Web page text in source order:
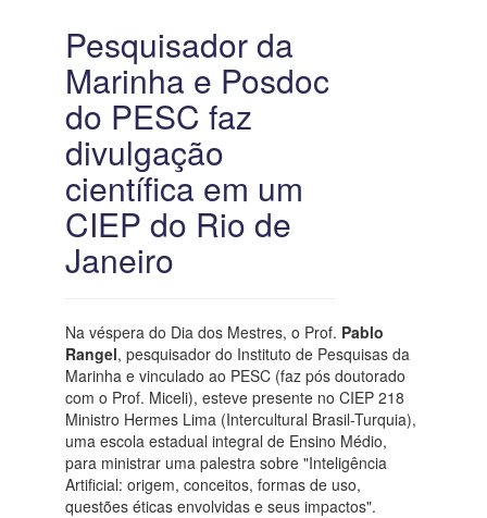
Pesquisador da
Marinha e Posdoc
do PESC faz
divulgação
científica em um
CIEP do Rio de
Janeiro
Na véspera do Dia dos Mestres, o Prof. Pablo
Rangel, pesquisador do Instituto de Pesquisas da
Marinha e vinculado ao PESC (faz pós doutorado
com o Prof. Miceli), esteve presente no CIEP 218
Ministro Hermes Lima (Intercultural Brasil-Turquia),
uma escola estadual integral de Ensino Médio,
para ministrar uma palestra sobre "Inteligência
Artificial: origem, conceitos, formas de uso,
questões éticas envolvidas e seus impactos".